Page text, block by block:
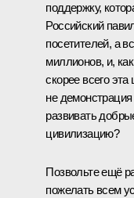
поддержку,
Российский
посетителей, а
миллионов, и,
скорее всего
не
развивать
цивилизацию?
Позвольте ещё
пожелать всем